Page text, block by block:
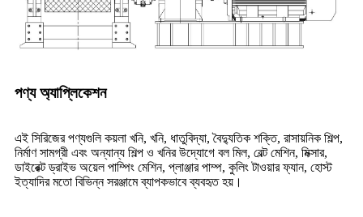
পণ্য অ্যাপ্লিকেশন
এই সিরিজের পণ্যগুলি কয়লা খনি, খনি, ধাতুবিদ্যা, বৈদ্যুতিক শক্তি, রাসায়নিক শিল্প,
নির্মাণ সামগ্রী এবং অন্যান্য শিল্প ও খনির উদ্যোগে বল মিল, বেল্ট মেশিন, মিক্সার,
ডাইরেক্ট ড্রাইভ অয়েল পাম্পিং মেশিন, প্লাঞ্জার পাম্প, কুলিং টাওয়ার ফ্যান, হোস্ট
ইত্যাদির মতো বিভিন্ন সরঞ্জামে ব্যাপকভাবে ব্যবহৃত হয়।